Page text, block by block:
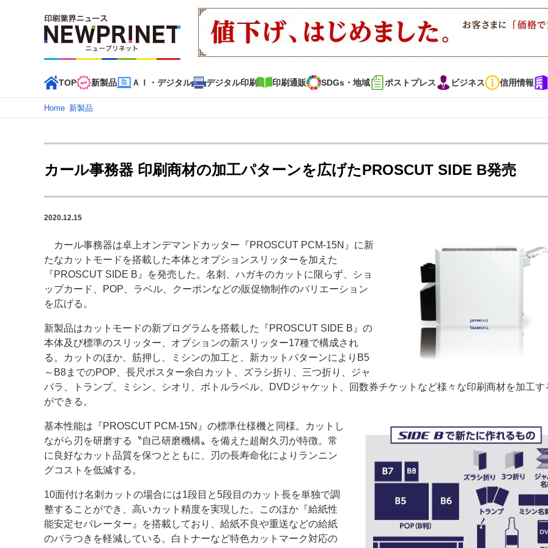
TOP 新製品 ＡＩ・デジタル デジタル印刷 印刷通販 SDGs・地域 ポストプレス ビジネス 信用情報
インデックス
TOP 新着記事 特集記事 動画コンテンツ インタビュー コレクション
カテゴリー一覧
新商品 新製品 ＡＩ・デジタル デジタル印刷 印刷通販 SDGs・地域 ポストプレス ビジネス イベント 信用情報
特集記事カテゴリー一覧
2022 見える化・MIS特集 特集・デジタル印刷 アイデアで勝負！ ～多様なビジネス・多彩な商材～
JAPAN PACK 2023 特集
特集・デジタル印刷 ～ 新成長軌道を描く
案内
発刊案内 JFPI印刷用語集 印刷機材年鑑
運営
会社案内 購読・購入申し込み サイトポリシー お問い合わせ
Home–新製品
カール事務器 印刷商材の加工パターンを広げたPROSCUT SIDE B発売
2020.12.15
カール事務器は卓上オンデマンドカッター『PROSCUT PCM‐15N』に新
たなカットモードを搭載した本体とオプションスリッターを加えた
『PROSCUT SIDE B』を発売した。名刺、ハガキのカットに限らず、ショ
ップカード、POP、ラベル、クーポンなどの販促物制作のバリエーション
を広げる。
新製品はカットモードの新プログラムを搭載した『PROSCUT SIDE B』の
本体及び標準のスリッター、オプションの新スリッター17種で構成され
る。カットのほか、筋押し、ミシンの加工と、新カットパターンによりB5
～B8までのPOP、長尺ポスター余白カット、ズラシ折り、三つ折り、ジャ
バラ、トランプ、ミシン、シオリ、ボトルラベル、DVDジャケット、回数券チケットなど様々な印刷商材を加工す
ができる。
基本性能は『PROSCUT PCM‐15N』の標準仕様機と同様。カットし
ながら刃を研磨する〝自己研磨機構〟を備えた超耐久刃が特徴。常
に良好なカット品質を保つとともに、刃の長寿命化によりランニン
グコストを低減する。
10面付け名刺カットの場合には1段目と5段目のカット長を単独で調
整することができ、高いカット精度を実現した。このほか『給紙性
能安定セパレーター』を搭載しており、給紙不良や重送などの給紙
のバラつきを軽減している。白トナーなど特色カットマーク対応の